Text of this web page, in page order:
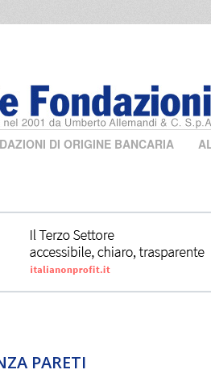
DI ORIGINE BANCARIA
PARETI